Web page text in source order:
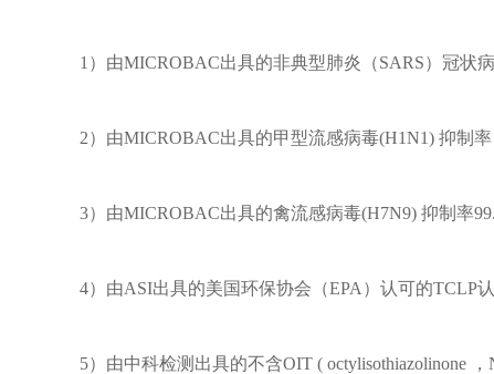
1）由MICROBAC出具的非典型肺炎（SARS）冠状病
2）由MICROBAC出具的甲型流感病毒(H1N1) 抑制率
3）由MICROBAC出具的禽流感病毒(H7N9) 抑制率
4）由ASI出具的美国环保协会（EPA）认可的TCLP
5）由中科检测出具的不含OIT ( octylisothiazolinone